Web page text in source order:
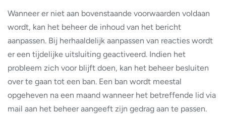
Wanneer er niet aan bovenstaande voorwaarden voldaan
wordt, kan het beheer de inhoud van het bericht
aanpassen. Bij herhaaldelijk aanpassen van reacties wordt
er een tijdelijke uitsluiting geactiveerd. Indien het
probleem zich voor blijft doen, kan het beheer besluiten
over te gaan tot een ban. Een ban wordt meestal
opgeheven na een maand wanneer het betreffende lid via
mail aan het beheer aangeeft zijn gedrag aan te passen.